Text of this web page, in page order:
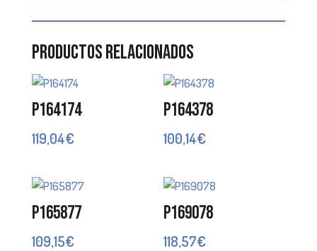
Productos relacionados
P164174
119,04€
P164378
100,14€
P165877
109,15€
P169078
118,57€